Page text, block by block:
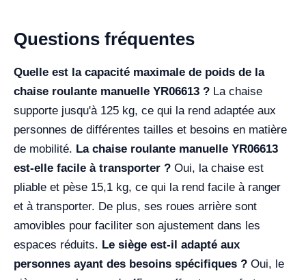
Questions fréquentes
Quelle est la capacité maximale de poids de la
chaise roulante manuelle YR06613 ? La chaise
supporte jusqu'à 125 kg, ce qui la rend adaptée aux
personnes de différentes tailles et besoins en matière
de mobilité. La chaise roulante manuelle YR06613
est-elle facile à transporter ? Oui, la chaise est
pliable et pèse 15,1 kg, ce qui la rend facile à ranger
et à transporter. De plus, ses roues arrière sont
amovibles pour faciliter son ajustement dans les
espaces réduits. Le siège est-il adapté aux
personnes ayant des besoins spécifiques ? Oui, le